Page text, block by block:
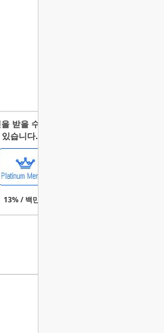
받을 수 있습니다.
습니다.
13% / 백만원